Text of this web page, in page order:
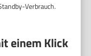
Verbrauch.